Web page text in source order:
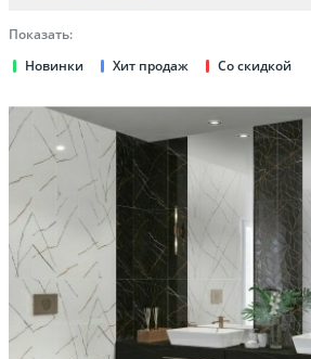
Показать:
Новинки
Хит продаж Со скидкой